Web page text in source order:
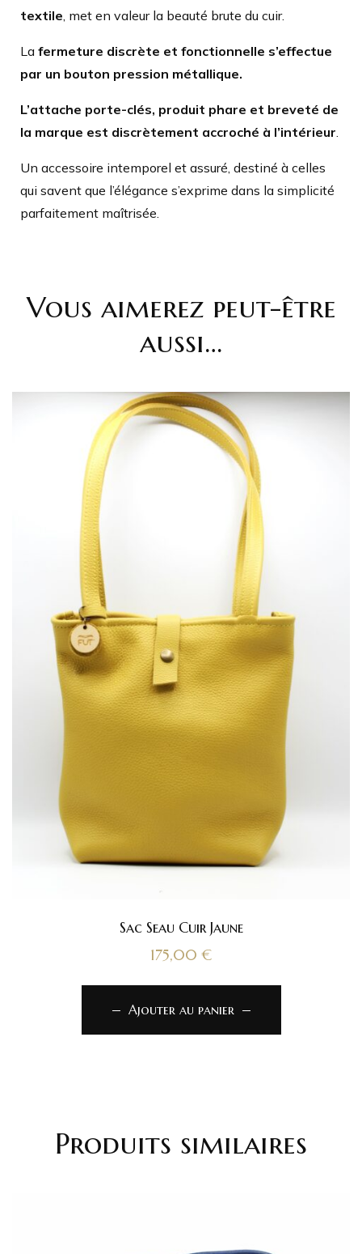
textile, met en valeur la beauté brute du cuir.
La fermeture discrète et fonctionnelle s’effectue
par un bouton pression métallique.
L’attache porte-clés, produit phare et breveté de
la marque est discrètement accroché à l’intérieur.
Un accessoire intemporel et assuré, destiné à celles
qui savent que l’élégance s’exprime dans la simplicité
parfaitement maîtrisée.
Vous aimerez peut-être
aussi…
Sac Seau Cuir Jaune
175,00 €
Ajouter au panier
Produits similaires